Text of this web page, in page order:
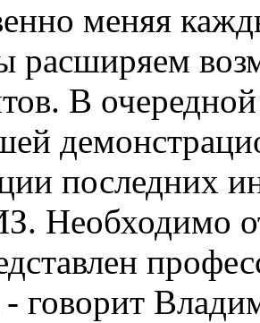
меняя
расширяем
В
последних
Необходимо
- говорит